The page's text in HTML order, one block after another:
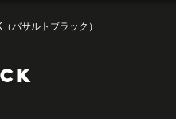
バサルトブラック）